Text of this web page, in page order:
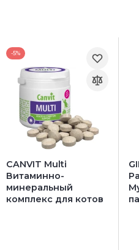
-5%
CANVIT Multi
Витаминно-
минеральный
комплекс для котов